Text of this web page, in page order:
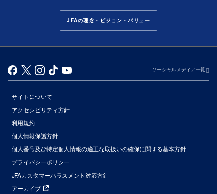
JFAの理念・ビジョン・バリュー
ソーシャルメディア一覧
サイトについて
アクセシビリティ方針
利用規約
個人情報保護方針
個人番号及び特定個人情報の適正な取扱いの確保に関する基本方針
プライバシーポリシー
JFAカスタマーハラスメント対応方針
アーカイブ